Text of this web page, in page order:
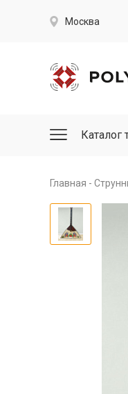
Москва
Каталог
Главная